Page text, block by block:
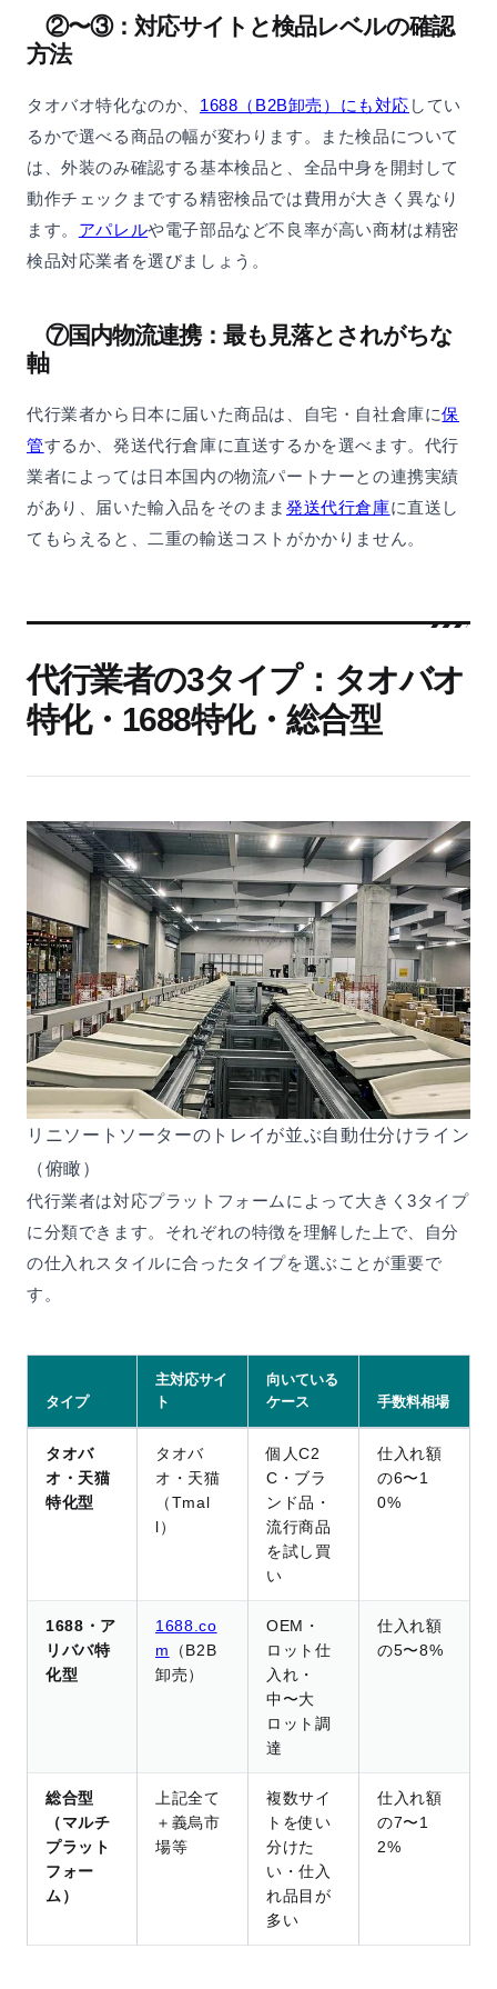
②〜③：対応サイトと検品レベルの確認
方法
タオバオ特化なのか、 1688（B2B卸売）にも対応 してい
るかで選べる商品の幅が変わります。また検品について
は、外装のみ確認する基本検品と、全品中身を開封して
動作チェックまでする精密検品では費用が大きく異なり
ます。 アパレルや電子部品など不良率が高い商材は精密
検品対応業者を選びましょう。
⑦国内物流連携：最も見落とされがちな
軸
代行業者から日本に届いた商品は、自宅・自社倉庫に保
管するか、発送代行倉庫に直送するかを選べます。代行
業者によっては日本国内の物流パートナーとの連携実績
があり、届いた輸入品をそのまま 発送代行倉庫に直送し
てもらえると、二重の輸送コストがかかりません。
代行業者の3タイプ：タオバオ
特化・1688特化・総合型
リニソートソーターのトレイが並ぶ自動仕分けライン
（俯瞰）
代行業者は対応プラットフォームによって大きく3タイプ
に分類できます。それぞれの特徴を理解した上で、自分
の仕入れスタイルに合ったタイプを選ぶことが重要で
す。
タイプ
主対応サイ
ト
向いている
ケース
手数料相場
タオバ
オ・天猫
特化型
タオバ
オ・天猫
（Tmal
l）
個人C2
C・ブラ
ンド品・
流行商品
を試し買
い
仕入れ額
の6〜1
0%
1688・ア
リババ特
化型
1688.co
m
（B2B
卸売）
OEM・
ロット仕
入れ・
中〜大
ロット調
達
仕入れ額
の5〜8%
総合型
（マルチ
プラット
フォー
ム）
上記全て
＋義烏市
場等
複数サイ
トを使い
分けた
い・仕入
れ品目が
多い
仕入れ額
の7〜1
2%